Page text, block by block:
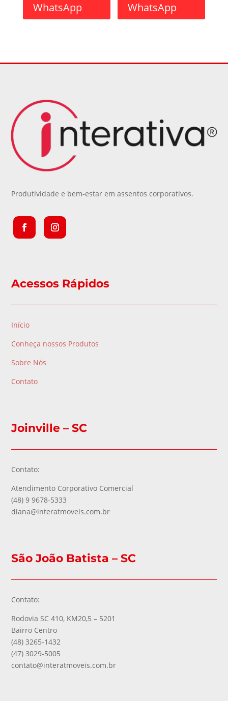
WhatsApp
WhatsApp
Produtividade e bem-estar em assentos corporativos.
Acessos Rápidos
Início
Conheça nossos Produtos
Sobre Nós
Contato
Joinville – SC
Contato:
Atendimento Corporativo Comercial
(48) 9 9678-5333
diana@interatmoveis.com.br
São João Batista – SC
Contato:
Rodovia SC 410, KM20,5 – 5201
Bairro Centro
(48) 3265-1432
(47) 3029-5005
contato@interatmoveis.com.br